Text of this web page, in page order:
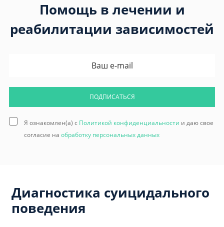
Помощь в лечении и
реабилитации зависимостей
ПОДПИСАТЬСЯ
Я ознакомлен(а) с Политикой конфиденциальности и даю свое
согласие на обработку персональных данных
Диагностика суицидального
поведения